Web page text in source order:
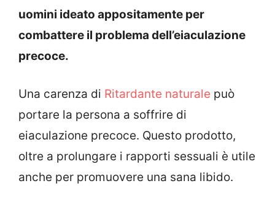
uomini ideato appositamente per
combattere il problema dell’eiaculazione
precoce.
Una carenza di Ritardante naturale può
portare la persona a soffrire di
eiaculazione precoce. Questo prodotto,
oltre a prolungare i rapporti sessuali è utile
anche per promuovere una sana libido.